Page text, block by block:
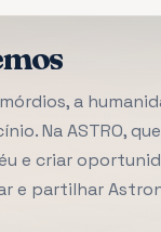
a
Na ASTRO,
e criar
e partilhar